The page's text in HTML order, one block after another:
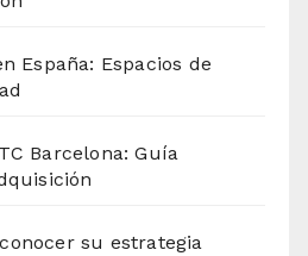
España: Espacios de
Barcelona: Guía
su estrategia